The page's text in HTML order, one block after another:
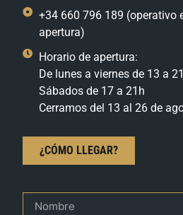
+34 660 796 189 (operativo
apertura)
Horario de apertura:
De lunes a viernes de 13 a
Sábados de 17 a 21h
Cerramos del 13 al 26 de
¿CÓMO LLEGAR?